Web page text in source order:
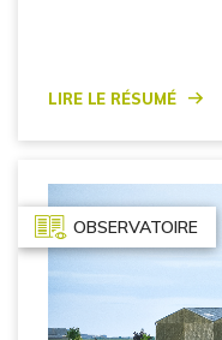
Lire le résumé
OBSERVATOIRE